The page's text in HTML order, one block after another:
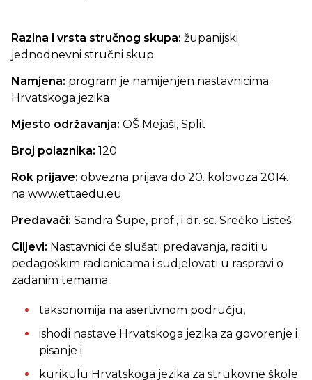
Razina i vrsta stručnog skupa: županijski
jednodnevni stručni skup
Namjena: program je namijenjen nastavnicima
Hrvatskoga jezika
Mjesto održavanja: OŠ Mejaši, Split
Broj polaznika: 120
Rok prijave: obvezna prijava do 20. kolovoza 2014.
na www.ettaedu.eu
Predavači: Sandra Šupe, prof., i dr. sc. Srećko Listeš
Ciljevi: Nastavnici će slušati predavanja, raditi u
pedagoškim radionicama i sudjelovati u raspravi o
zadanim temama:
taksonomija na asertivnom području,
ishodi nastave Hrvatskoga jezika za govorenje i
pisanje i
kurikulu Hrvatskoga jezika za strukovne škole